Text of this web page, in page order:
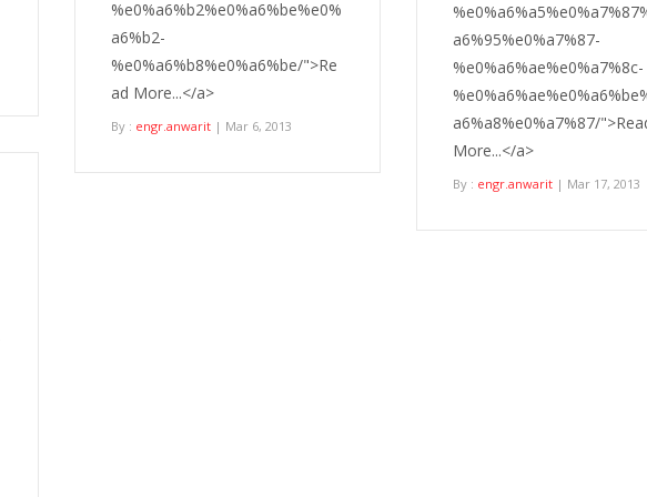
a6%95%e0%a7%87-
%e0%a6%ae%e0%a7%8c-
a6%a8%e0%a7%87/
More...</a>
By : engr.anwarit | Mar 17, 2013
%e0%a6%b2%e0%a6%be%e0%
a6%b2-
%e0%a6%b8%e0%a6%be/">Re
ad More...</a>
By : engr.anwarit | Mar 6, 2013